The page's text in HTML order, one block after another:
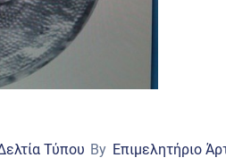
Τύπου By Επιμελητήριο